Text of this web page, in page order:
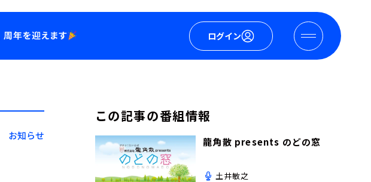
ログイン
お知らせ
この記事の番組情報
龍角散 presents のどの窓
土井敏之